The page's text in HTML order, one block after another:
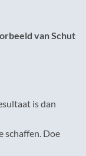
van Schut
is dan
schaffen. Doe